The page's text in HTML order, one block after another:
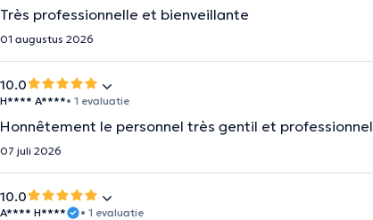
Très professionnelle et bienveillante
01 augustus 2026
10.0
H**** A****• 1 evaluatie
Honnêtement le personnel très gentil et professionnel
07 juli 2026
10.0
A**** H**** • 1 evaluatie